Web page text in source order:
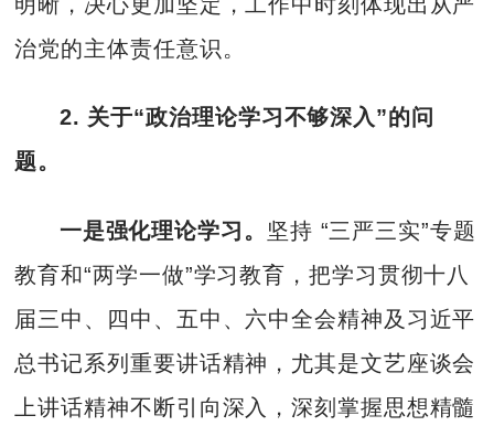
治党的主体责任意识。
2. 关于“政治理论学习不够深入”的问
题。
一是强化理论学习。 坚持 “三严三实”专题
教育和“两学一做”学习教育，把学习贯彻十八
届三中、四中、五中、六中全会精神及习近平
总书记系列重要讲话精神，尤其是文艺座谈会
上讲话精神不断引向深入，深刻掌握思想精髓